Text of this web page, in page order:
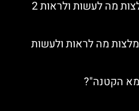
יומיים בפיזה – טיפים והמלצות מה לעשות ולראות 2
מה לראות ולעשות
הקטנה"?